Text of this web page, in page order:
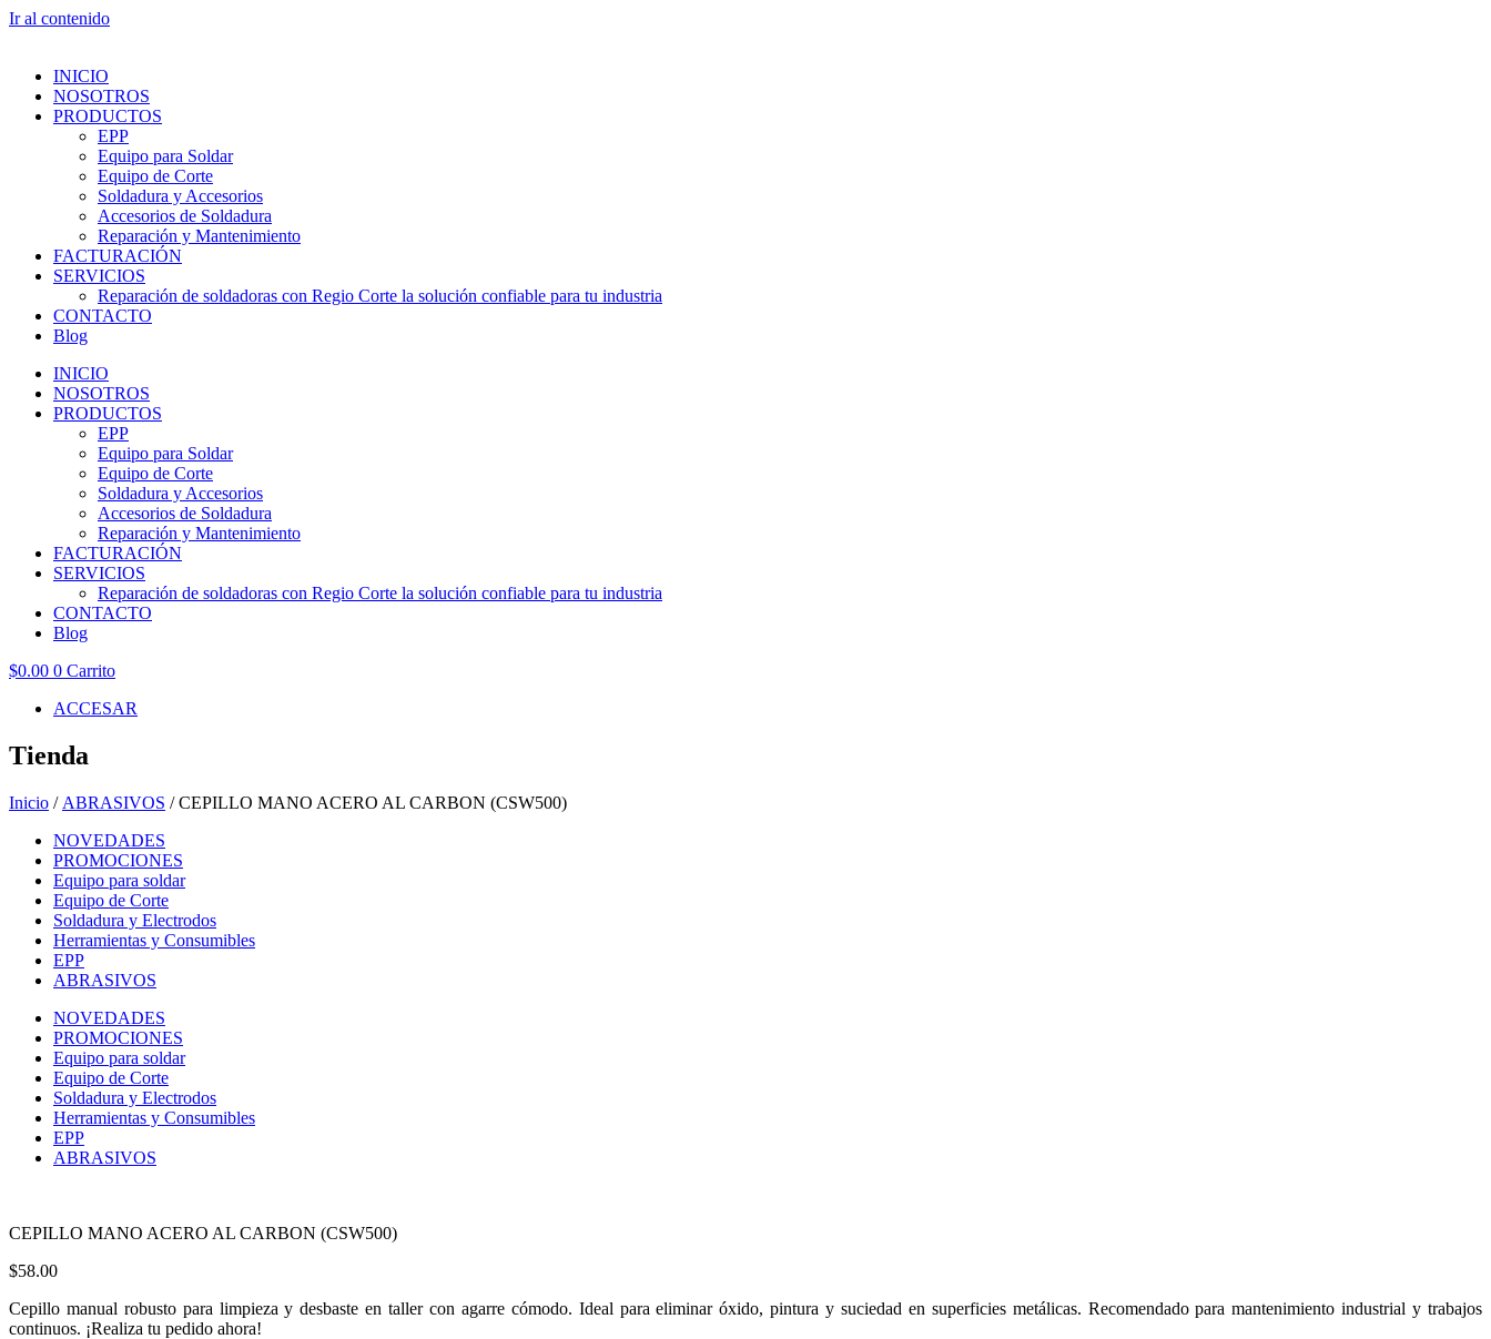
Ir al contenido
INICIO
NOSOTROS
PRODUCTOS
EPP
Equipo para Soldar
Equipo de Corte
Soldadura y Accesorios
Accesorios de Soldadura
Reparación y Mantenimiento
FACTURACIÓN
SERVICIOS
Reparación de soldadoras con Regio Corte la solución confiable para tu industria
CONTACTO
Blog
INICIO
NOSOTROS
PRODUCTOS
EPP
Equipo para Soldar
Equipo de Corte
Soldadura y Accesorios
Accesorios de Soldadura
Reparación y Mantenimiento
FACTURACIÓN
SERVICIOS
Reparación de soldadoras con Regio Corte la solución confiable para tu industria
CONTACTO
Blog
$0.00 0 Carrito
ACCESAR
Tienda
Inicio / ABRASIVOS / CEPILLO MANO ACERO AL CARBON (CSW500)
NOVEDADES
PROMOCIONES
Equipo para soldar
Equipo de Corte
Soldadura y Electrodos
Herramientas y Consumibles
EPP
ABRASIVOS
NOVEDADES
PROMOCIONES
Equipo para soldar
Equipo de Corte
Soldadura y Electrodos
Herramientas y Consumibles
EPP
ABRASIVOS
CEPILLO MANO ACERO AL CARBON (CSW500)
$58.00
Cepillo manual robusto para limpieza y desbaste en taller con agarre cómodo. Ideal para eliminar óxido, pintura y suciedad en superficies metálicas. Recomendado para mantenimiento industrial y trabajos
continuos. ¡Realiza tu pedido ahora!